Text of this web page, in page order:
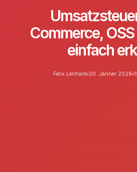
Commerce,
einfach
Felix Lenhard 20. Jänner 2028